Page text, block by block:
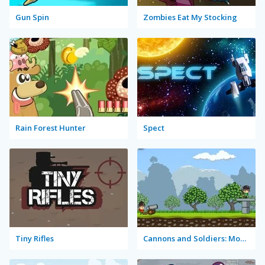
Gun Spin Zombies Eat My Stocking
Rain Forest Hunter Spect
Tiny Rifles Cannons and Soldiers: Mountain Offense